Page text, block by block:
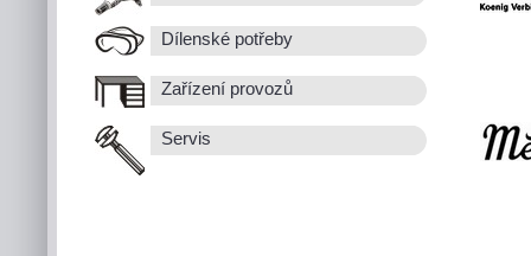
Dílenské potřeby
Zařízení provozů
Servis